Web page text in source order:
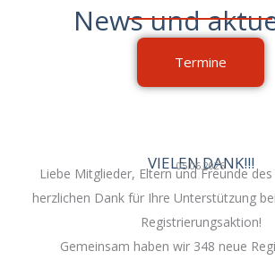
News und
Termine
VIELEN DANK!!!
05.06.2026
Liebe Mitglieder, Eltern und Freunde
herzlichen Dank für Ihre Unterstützung
Registrierungsaktion!
Gemeinsam haben wir 348 neue